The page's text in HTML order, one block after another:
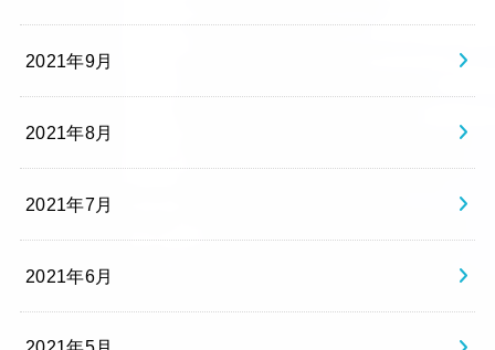
2021年9月
2021年8月
2021年7月
2021年6月